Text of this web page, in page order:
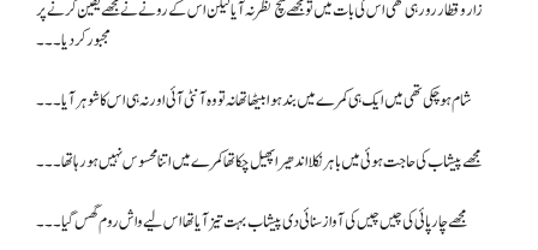
زار و قطار رو رہی تھی اس کی بات میں تو مجھے سچ نظر نہ آیا لیکن اس کے رونے نے مجھے یقین کرنے پر
مجبور کر دیا۔۔۔
شام ہو چکی تھی میں ایک ہی کمرے میں بند ہوا بیٹھا تھا نہ تو وہ آنٹی آئی اور نہ ہی اس کا شوہر آیا۔۔۔
مجھے پیشاب کی حاجت ہوئی میں باہر نکلا اندھیرا پھیل چکا تھا کمرے میں اتنا محسوس نہیں ہو رہا تھا۔۔۔
مجھے چارپائی کی چیں چیں کی آواز سنائی دی پیشاب بہت تیز آیا تھا اس لیے واش روم گھس گیا۔۔۔